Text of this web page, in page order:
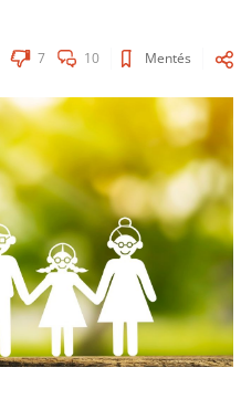
7 10 Mentés